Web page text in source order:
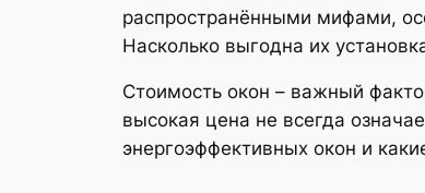
распространёнными мифами,
Насколько выгодна их
Стоимость окон – важный
высокая цена не всегда
энергоэффективных окон и